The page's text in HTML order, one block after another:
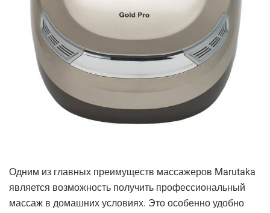
Одним из главных преимуществ массажеров Marutaka
является возможность получить профессиональный
массаж в домашних условиях. Это особенно удобно